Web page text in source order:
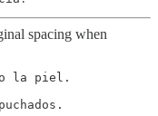
spacing when
la piel.